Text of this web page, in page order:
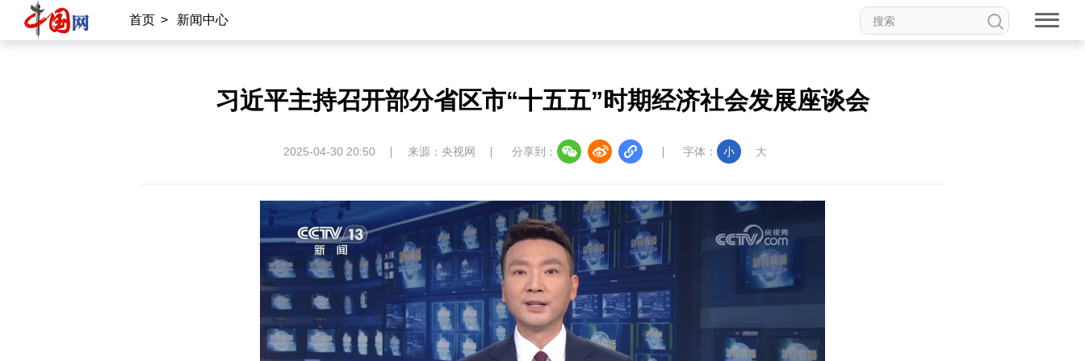
首页 > 新闻中心
习近平主持召开部分省区市“十五五”时期经济社会发展座谈会
2025-04-30 20:50 来源：央视网 分享到： 字体： 小 大